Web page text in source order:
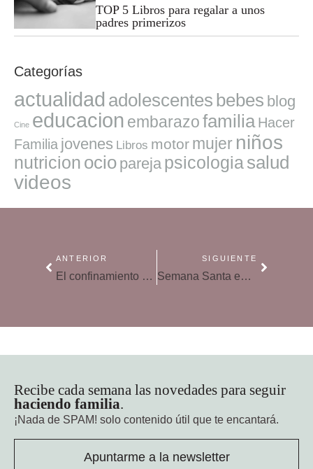
TOP 5 Libros para regalar a unos
padres primerizos
Categorías
actualidad adolescentes bebes blog
Cine educacion embarazofamilia Hacer
Familia jovenes Libros motor mujer niños
nutricion ocio pareja psicologiasalud
videos
ANTERIOR
El confinamiento de las pantallas: retos en familia
SIGUIENTE
Semana Santa en casa: actividades para hacer familia en el confinamiento
Recibe cada semana las novedades para seguir
haciendo familia.
¡Nada de SPAM! solo contenido útil que te encantará.
Apuntarme a la newsletter